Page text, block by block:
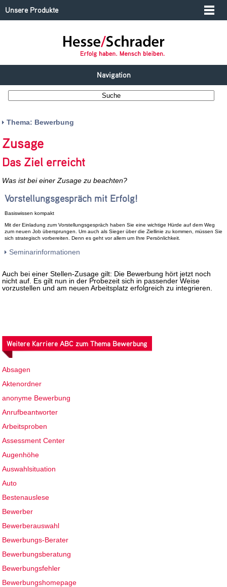
Unsere Produkte
Navigation
Thema: Bewerbung
Zusage
Das Ziel erreicht
Was ist bei einer Zusage zu beachten?
Vorstellungsgespräch mit Erfolg!
Basiswissen kompakt
Mit der Einladung zum Vorstellungsgespräch haben Sie eine wichtige Hürde auf dem Weg
zum neuen Job übersprungen. Um auch als Sieger über die Ziellinie zu kommen, müssen Sie
sich strategisch vorbereiten. Denn es geht vor allem um Ihre Persönlichkeit.
Seminarinformationen
Auch bei einer Stellen-Zusage gilt: Die Bewerbung hört jetzt noch
nicht auf. Es gilt nun in der Probezeit sich in passender Weise
vorzustellen und am neuen Arbeitsplatz erfolgreich zu integrieren.
Weitere Karriere ABC zum Thema Bewerbung
Absagen
Aktenordner
anonyme Bewerbung
Anrufbeantworter
Arbeitsproben
Assessment Center
Augenhöhe
Auswahlsituation
Auto
Bestenauslese
Bewerber
Bewerberauswahl
Bewerbungs-Berater
Bewerbungsberatung
Bewerbungsfehler
Bewerbungshomepage